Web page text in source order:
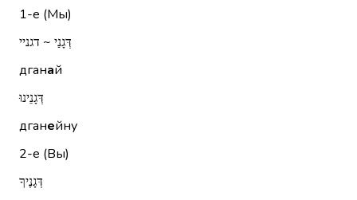
1-е (Мы)
דְּגָנַי ~ דגניי
дганай
דְּגָנֵינוּ
дганейну
2-е (Вы)
דְּגָנֶיךָ